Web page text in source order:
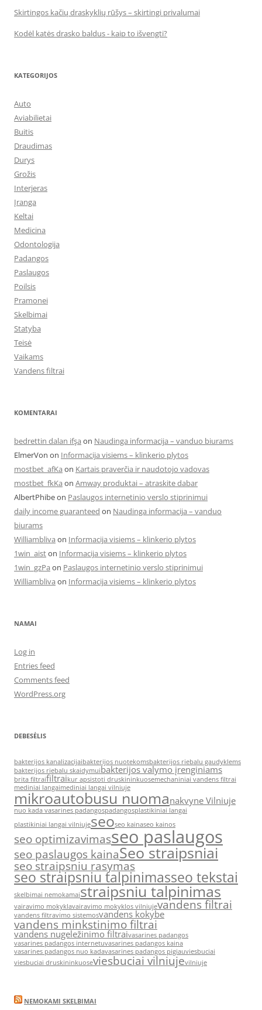
Skirtingos kačių draskyklių rūšys – skirtingi privalumai
Kodėl katės drasko baldus - kaip to išvengti?
KATEGORIJOS
Auto
Aviabilietai
Buitis
Draudimas
Durys
Grožis
Interjeras
Įranga
Keltai
Medicina
Odontologija
Padangos
Paslaugos
Poilsis
Pramonei
Skelbimai
Statyba
Teisė
Vaikams
Vandens filtrai
KOMENTARAI
bedrettin dalan ifşa on Naudinga informacija – vanduo biurams
ElmerVon on Informacija visiems – klinkerio plytos
mostbet_afKa on Kartais praverčia ir naudotojo vadovas
mostbet_fkKa on Amway produktai – atraskite dabar
AlbertPhibeon Paslaugos internetinio verslo stiprinimui
daily income guaranteed on Naudinga informacija – vanduo
biurams
Williambliva on Informacija visiems – klinkerio plytos
1win_aiston Informacija visiems – klinkerio plytos
1win_gzPa on Paslaugos internetinio verslo stiprinimui
Williambliva on Informacija visiems – klinkerio plytos
NAMAI
Log in
Entries feed
Comments feed
WordPress.org
DEBESĖLIS
bakterijos kanalizacijaibakterijos nuotekomsbakterijos riebalu gaudyklems
bakterijos riebalu skaidymuibakterijos valymo įrenginiams
brita filtraifiltraikur apsistoti druskininkuosemechaniniai vandens filtrai
mediniai langaimediniai langai vilniuje
mikroautobusu nuomanakvyne Vilniuje
nuo kada vasarines padangospadangosplastikiniai langai
plastikiniai langai vilniujeseoseo kainaseo kainos
seo optimizavimasseo paslaugos
seo paslaugos kainaSeo straipsniai
seo straipsniu rasymas
seo straipsniu talpinimasseo tekstai
skelbimai nemokamaistraipsniu talpinimas
vairavimo mokyklavairavimo mokyklos vilniujevandens filtrai
vandens filtravimo sistemosvandens kokybe
vandens minkstinimo filtrai
vandens nugeležinimo filtraivasarines padangos
vasarines padangos internetuvasarines padangos kaina
vasarines padangos nuo kadavasarines padangos pigiauviesbuciai
viesbuciai druskininkuoseviesbuciai vilniujevilniuje
NEMOKAMI SKELBIMAI